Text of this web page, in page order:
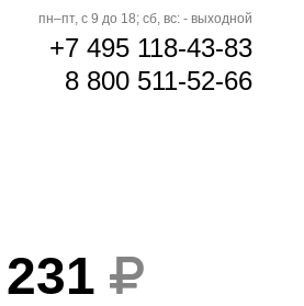
пн–пт, с 9 до 18; сб, вс: - выходной
+7 495 118-43-83
8 800 511-52-66